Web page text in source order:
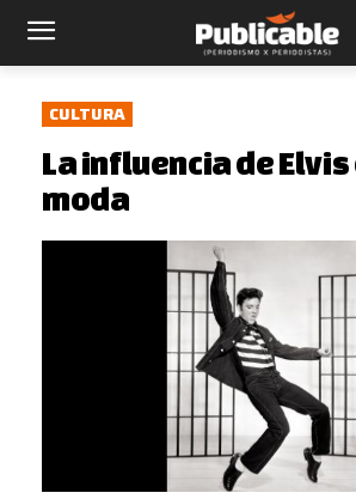
CULTURA
La influencia de Elvis
moda